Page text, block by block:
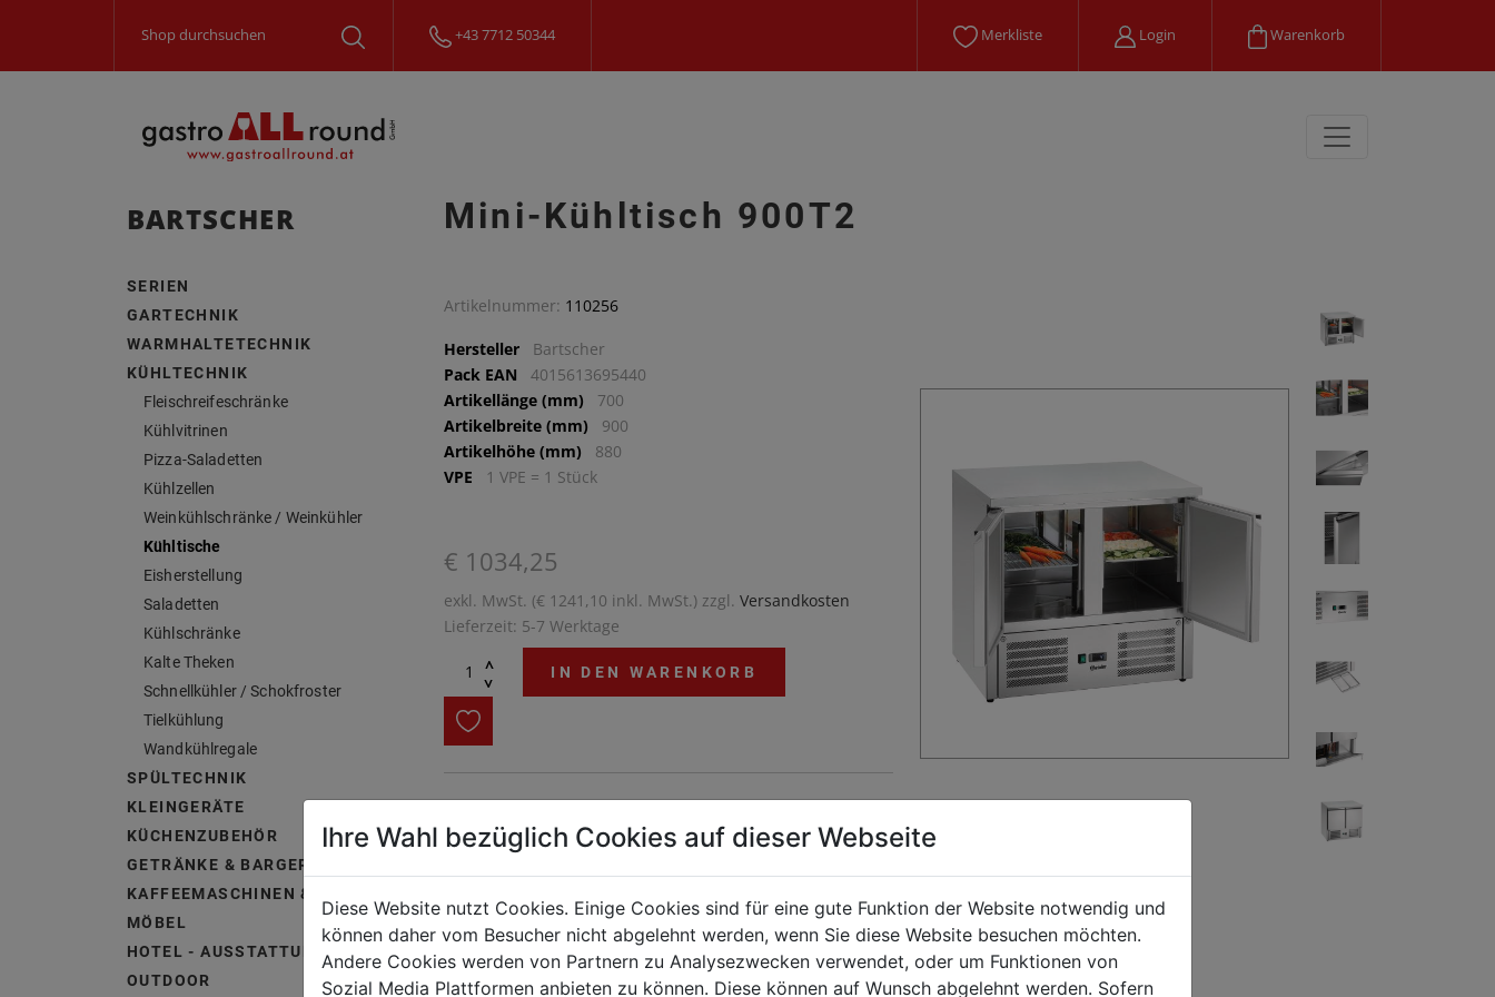
+43 7712 50344 Merkliste Login Warenkorb
BARTSCHER
SERIEN
GARTECHNIK
WARMHALTETECHNIK
KÜHLTECHNIK
Fleischreifeschränke
Kühlvitrinen
Pizza-Saladetten
Kühlzellen
Weinkühlschränke / Weinkühler
Kühltische
Eisherstellung
Saladetten
Kühlschränke
Kalte Theken
Schnellkühler / Schokfroster
Tielkühlung
Wandkühlregale
SPÜLTECHNIK
KLEINGERÄTE
KÜCHENZUBEHÖR
GETRÄNKE & BARGERÄTE
KAFFEEMASCHINEN & ZUBEHÖR
MÖBEL
HOTEL - AUSSTATTUNG &
OUTDOOR
Mini-Kühltisch 900T2
Artikelnummer: 110256
Hersteller
Bartscher
Pack EAN
4015613695440
Artikellänge (mm)
700
Artikelbreite (mm)
900
Artikelhöhe (mm)
880
VPE
1 VPE = 1 Stück
€ 1034,25
exkl. MwSt. (€ 1241,10 inkl. MwSt.) zzgl. Versandkosten
Lieferzeit: 5-7 Werktage
^
^
IN DEN WARENKORB
Ihre Wahl bezüglich Cookies auf dieser Webseite
Diese Website nutzt Cookies. Einige Cookies sind für eine gute Funktion der Website notwendig und
können daher vom Besucher nicht abgelehnt werden, wenn Sie diese Website besuchen möchten.
Andere Cookies werden von Partnern zu Analysezwecken verwendet, oder um Funktionen von
Sozial Media Plattformen anbieten zu können. Diese können auf Wunsch abgelehnt werden. Sofern